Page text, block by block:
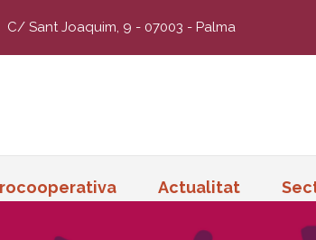
C/ Sant Joaquim, 9 - 07003 - Palma
Actualitat